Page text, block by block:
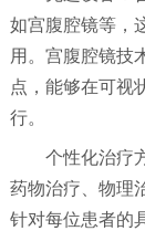
如宫腹腔镜等，
用。宫腹腔镜技
点，能够在可视
行。
个性化治疗方
药物治疗、物理
针对每位患者的